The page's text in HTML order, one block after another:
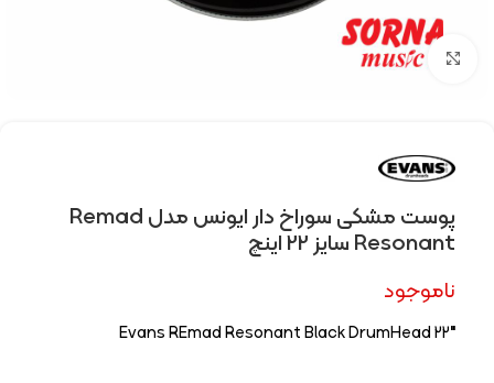
Click to enlarge
پوست مشکی سوراخ دار ایونس مدل Remad
Resonant سایز 22 اینچ
ناموجود
Evans REmad Resonant Black DrumHead 22″